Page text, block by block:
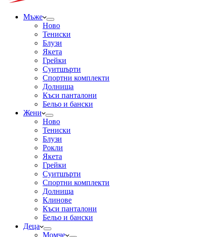
Мъже
Ново
Тениски
Блузи
Якета
Грейки
Суитшърти
Спортни комплекти
Долнища
Къси панталони
Бельо и бански
Жени
Ново
Тениски
Блузи
Рокли
Якета
Грейки
Суитшърти
Спортни комплекти
Долнища
Клинове
Къси панталони
Бельо и бански
Деца
Момче